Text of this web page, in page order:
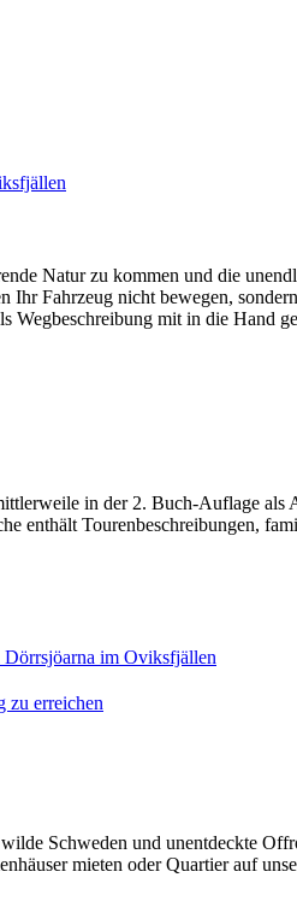
Natur zu kommen und die
Ihr Fahrzeug nicht bewegen,
Wegbeschreibung mit in die Hand
in der 2. Buch-Auflage
enthält Tourenbeschreibungen,
Schweden und unentdeckte
mieten oder Quartier auf